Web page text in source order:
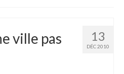
13
DÉC 2010
ville pas